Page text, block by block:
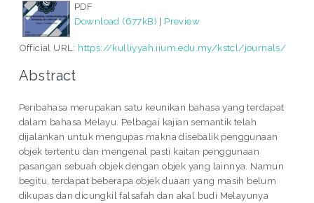
PDF
Download (677kB) | Preview
Official URL: https://kulliyyah.iium.edu.my/kstcl/journals/
Abstract
Peribahasa merupakan satu keunikan bahasa yang terdapat
dalam bahasa Melayu. Pelbagai kajian semantik telah
dijalankan untuk mengupas makna disebalik penggunaan
objek tertentu dan mengenal pasti kaitan penggunaan
pasangan sebuah objek dengan objek yang lainnya. Namun
begitu, terdapat beberapa objek duaan yang masih belum
dikupas dan dicungkil falsafah dan akal budi Melayunya